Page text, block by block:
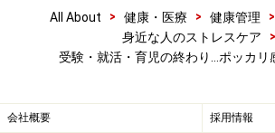
All About > 健康・医療 > 健康管理 >
身近な人のストレスケア
>
受験・就活・育児の終わり…ポッカリ
会社概要 採用情報